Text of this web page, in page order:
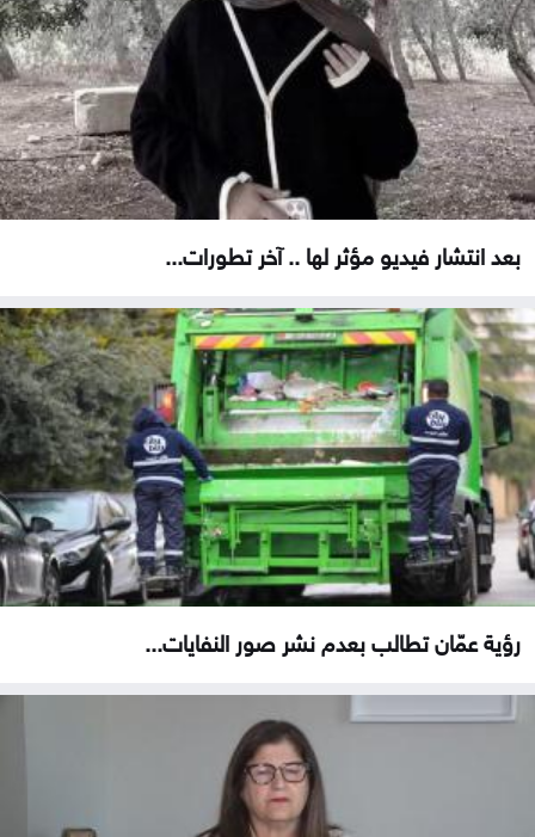
بعد انتشار فيديو مؤثر لها .. آخر تطورات...
رؤية عمّان تطالب بعدم نشر صور النفايات...